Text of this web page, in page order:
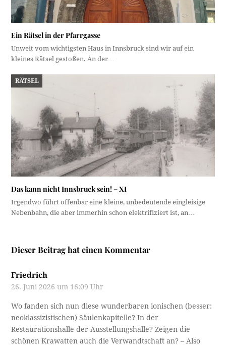
Ein Rätsel in der Pfarrgasse
Unweit vom wichtigsten Haus in Innsbruck sind wir auf ein
kleines Rätsel gestoßen. An der…
RÄTSEL
Das kann nicht Innsbruck sein! – XI
Irgendwo führt offenbar eine kleine, unbedeutende eingleisige
Nebenbahn, die aber immerhin schon elektrifiziert ist, an…
Dieser Beitrag hat einen Kommentar
Friedrich
26. Juni 2026 um 16:09 Uhr
Wo fanden sich nun diese wunderbaren ionischen (besser:
neoklassizistischen) Säulenkapitelle? In der
Restaurationshalle der Ausstellungshalle? Zeigen die
schönen Krawatten auch die Verwandtschaft an? – Also